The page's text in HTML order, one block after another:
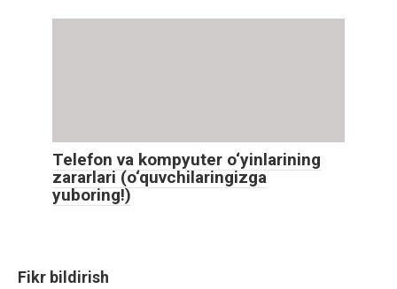
Telefon va kompyuter o‘yinlarining
zararlari (o‘quvchilaringizga
yuboring!)
Fikr bildirish